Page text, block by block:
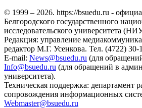
© 1999 – 2026. https://bsuedu.ru -
Белгородского государственного
исследовательского университета
Редакция: управление
редактор М.Г. Усенкова. Тел. (4722) 30-
E-mail: News@bsuedu.ru (для
Info@bsuedu.ru (для обращений в
университета).
Техническая поддержка: департамент
сопровождения информационных
Webmaster@bsuedu.ru